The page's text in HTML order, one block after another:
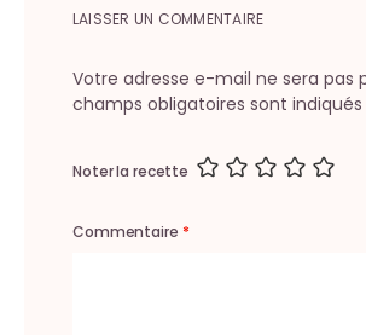
LAISSER UN COMMENTAIRE
Votre adresse e-mail ne sera pas
champs obligatoires sont
Noter la recette
Commentaire *